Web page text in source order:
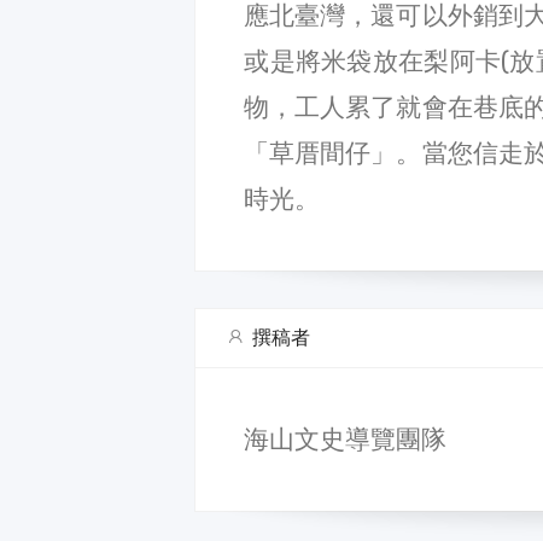
應北臺灣，還可以外銷到
或是將米袋放在梨阿卡(
物，工人累了就會在巷底
「草厝間仔」。當您信
時光。
撰稿者
海山文史導覽團隊